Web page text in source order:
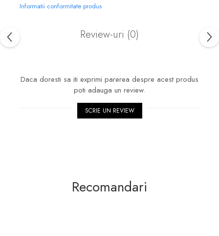
Informatii conformitate produs
Review-uri (0)
Daca doresti sa iti exprimi parerea despre acest produs
poti adauga un review.
SCRIE UN REVIEW
Recomandari